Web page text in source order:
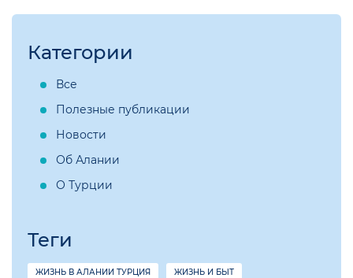
Категории
Все
Полезные публикации
Новости
Об Алании
О Турции
Теги
ЖИЗНЬ В АЛАНИИ ТУРЦИЯ ЖИЗНЬ И БЫТ